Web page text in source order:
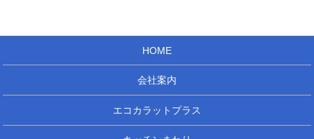
HOME
会社案内
エコカラットプラス